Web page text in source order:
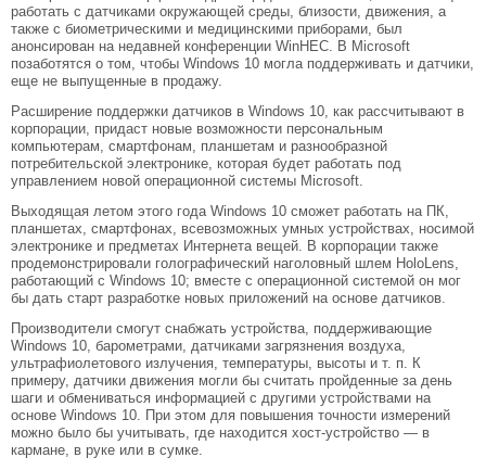
работать с датчиками окружающей среды, близости, движения, а
также с биометрическими и медицинскими приборами, был
анонсирован на недавней конференции WinHEC. В Microsoft
позаботятся о том, чтобы Windows 10 могла поддерживать и датчики,
еще не выпущенные в продажу.
Расширение поддержки датчиков в Windows 10, как рассчитывают в
корпорации, придаст новые возможности персональным
компьютерам, смартфонам, планшетам и разнообразной
потребительской электронике, которая будет работать под
управлением новой операционной системы Microsoft.
Выходящая летом этого года Windows 10 сможет работать на ПК,
планшетах, смартфонах, всевозможных умных устройствах, носимой
электронике и предметах Интернета вещей. В корпорации также
продемонстрировали голографический наголовный шлем HoloLens,
работающий с Windows 10; вместе с операционной системой он мог
бы дать старт разработке новых приложений на основе датчиков.
Производители смогут снабжать устройства, поддерживающие
Windows 10, барометрами, датчиками загрязнения воздуха,
ультрафиолетового излучения, температуры, высоты и т. п. К
примеру, датчики движения могли бы считать пройденные за день
шаги и обмениваться информацией с другими устройствами на
основе Windows 10. При этом для повышения точности измерений
можно было бы учитывать, где находится хост-устройство — в
кармане, в руке или в сумке.